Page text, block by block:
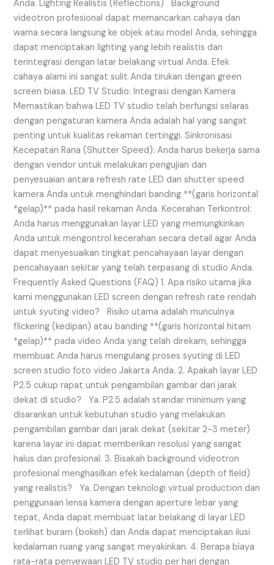
Anda. Lighting Realistis (Reflections) Background
videotron profesional dapat memancarkan cahaya dan
warna secara langsung ke objek atau model Anda, sehingga
dapat menciptakan lighting yang lebih realistis dan
terintegrasi dengan latar belakang virtual Anda. Efek
cahaya alami ini sangat sulit Anda tirukan dengan green
screen biasa. LED TV Studio: Integrasi dengan Kamera
Memastikan bahwa LED TV studio telah berfungsi selaras
dengan pengaturan kamera Anda adalah hal yang sangat
penting untuk kualitas rekaman tertinggi. Sinkronisasi
Kecepatan Rana (Shutter Speed): Anda harus bekerja sama
dengan vendor untuk melakukan pengujian dan
penyesuaian antara refresh rate LED dan shutter speed
kamera Anda untuk menghindari banding **(garis horizontal
*gelap)** pada hasil rekaman Anda. Kecerahan Terkontrol:
Anda harus menggunakan layar LED yang memungkinkan
Anda untuk mengontrol kecerahan secara detail agar Anda
dapat menyesuaikan tingkat pencahayaan layar dengan
pencahayaan sekitar yang telah terpasang di studio Anda.
Frequently Asked Questions (FAQ) 1. Apa risiko utama jika
kami menggunakan LED screen dengan refresh rate rendah
untuk syuting video? Risiko utama adalah munculnya
flickering (kedipan) atau banding **(garis horizontal hitam
*gelap)** pada video Anda yang telah direkam, sehingga
membuat Anda harus mengulang proses syuting di LED
screen studio foto video Jakarta Anda. 2. Apakah layar LED
P2.5 cukup rapat untuk pengambilan gambar dari jarak
dekat di studio? Ya. P2.5 adalah standar minimum yang
disarankan untuk kebutuhan studio yang melakukan
pengambilan gambar dari jarak dekat (sekitar 2-3 meter)
karena layar ini dapat memberikan resolusi yang sangat
halus dan profesional. 3. Bisakah background videotron
profesional menghasilkan efek kedalaman (depth of field)
yang realistis? Ya. Dengan teknologi virtual production dan
penggunaan lensa kamera dengan aperture lebar yang
tepat, Anda dapat membuat latar belakang di layar LED
terlihat buram (bokeh) dan Anda dapat menciptakan ilusi
kedalaman ruang yang sangat meyakinkan. 4. Berapa biaya
rata-rata penyewaan LED TV studio per hari dengan